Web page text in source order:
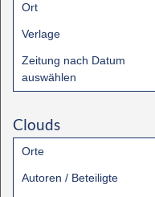
Ort
Verlage
Zeitung nach Datum
auswählen
Clouds
Orte
Autoren / Beteiligte